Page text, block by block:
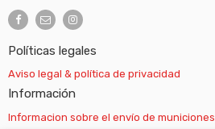
Políticas legales
Aviso legal & política de privacidad
Información
Informacion sobre el envío de municiones